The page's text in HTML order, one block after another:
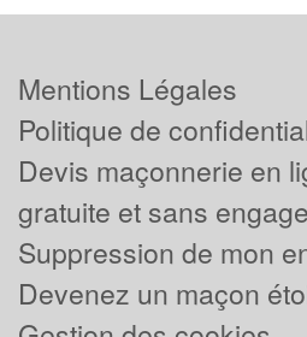
Mentions Légales
Politique de
Devis maçonnerie en
gratuite et sans
Suppression de mon
Devenez un maçon